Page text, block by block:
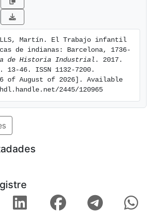
formación y la contribución en las
muy alejada del pocket
la indianería.
VALLS, Martín. El Trabajo infantil
de indianas: Barcelona, 1736-
de Historia Industrial . 2017.
13-46. ISSN 1132-7200.
of August of 2026]. Available
2445/120965